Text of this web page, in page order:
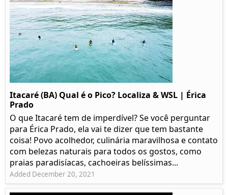
Itacaré (BA) Qual é o Pico? Localiza & WSL | Érica
Prado​
O que Itacaré tem de imperdível? Se você perguntar
para Érica Prado, ela vai te dizer que tem bastante
coisa!​ Povo acolhedor, culinária maravilhosa e contato
com belezas naturais para todos os gostos, como
praias paradisíacas, cachoeiras belíssimas...
Added December 20, 2021